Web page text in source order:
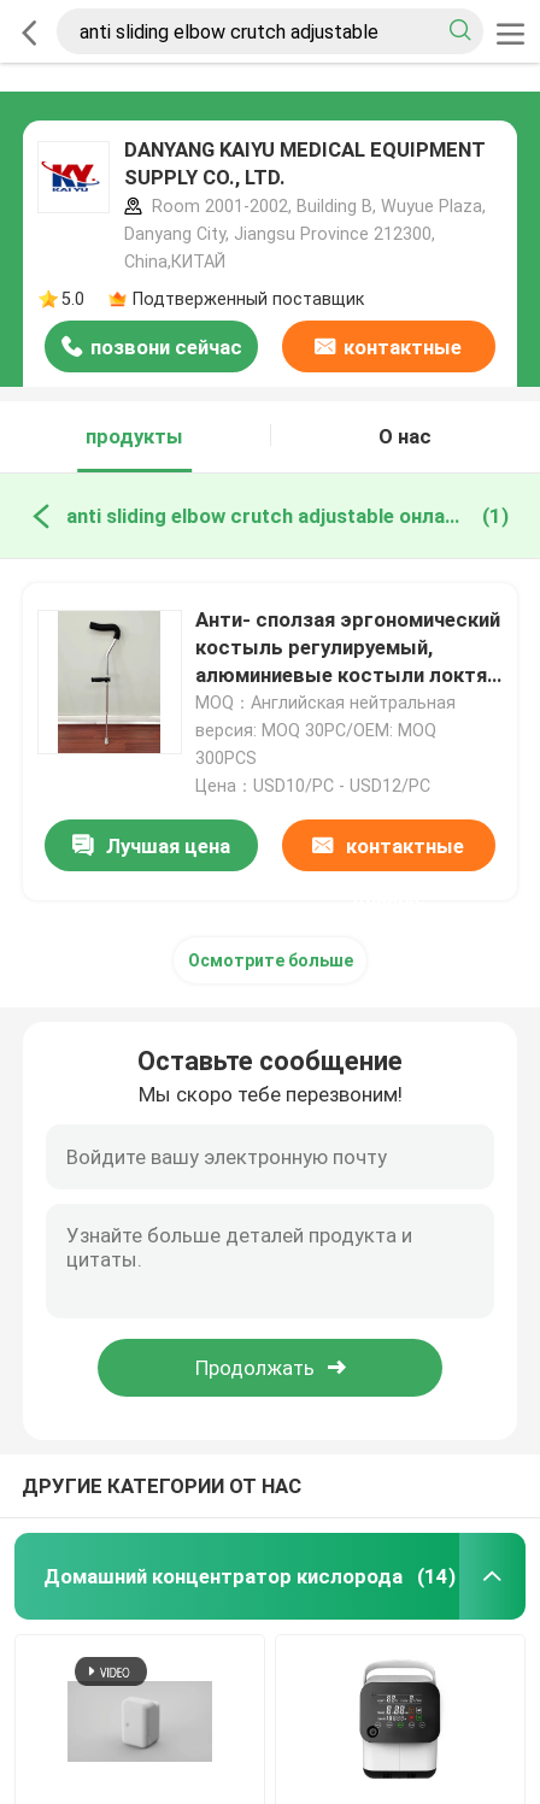
DANYANG KAIYU MEDICAL EQUIPMENT
SUPPLY CO., LTD.
Room 2001-2002, Building B, Wuyue Plaza,
Danyang City, Jiangsu Province 212300,
China,КИТАЙ
5.0
Подтверженный поставщик
позвони сейчас контактные
продукты
О нас
anti sliding elbow crutch adjustable онлайн производство (1)
Анти- сползая эргономический
костыль регулируемый,
алюминиевые костыли локтя
ходока тросточки
MOQ：Английская нейтральная
версия: MOQ 30PC/OEM: MOQ
300PCS
Цена：USD10/PC - USD12/PC
Лучшая цена контактные
Осмотрите больше
Оставьте сообщение
Мы скоро тебе перезвоним!
ДРУГИЕ КАТЕГОРИИ ОТ НАС
Домашний концентратор кислорода (14)